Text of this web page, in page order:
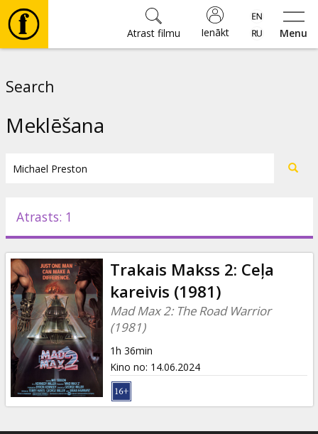
Menu
Ienākt
Atrast filmu
Pasākumi
Ziņas
Dāvanu
kartes
Uzkodas
Search
Meklēšana
Atrasts: 1
Trakais Makss 2: Ceļa
kareivis (1981)
Mad Max 2: The Road Warrior
(1981)
1h 36min
Kino no: 14.06.2024